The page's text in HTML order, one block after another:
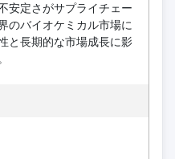
安定さがサプライチェー
のバイオケミカル市場に
と長期的な市場成長に影